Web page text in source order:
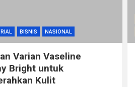
BISNIS NASIONAL
Varian Vaseline
Bright untuk
Kulit